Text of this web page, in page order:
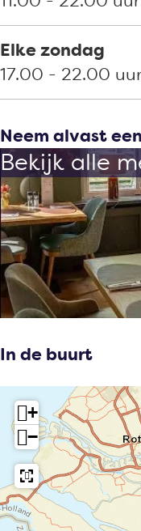
Elke zondag
17.00 - 22.00 uur
Neem alvast
Bekijk alle
In de buurt
+
−